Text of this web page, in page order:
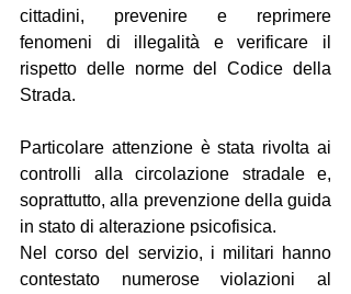
cittadini, prevenire e reprimere
fenomeni di illegalità e verificare il
rispetto delle norme del Codice della
Strada.
Particolare attenzione è stata rivolta ai
controlli alla circolazione stradale e,
soprattutto, alla prevenzione della guida
in stato di alterazione psicofisica.
Nel corso del servizio, i militari hanno
contestato numerose violazioni al